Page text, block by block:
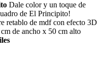
Dale color y un toque de
de El Principito!
retablo de mdf con efecto 3D
de ancho x 50 cm alto